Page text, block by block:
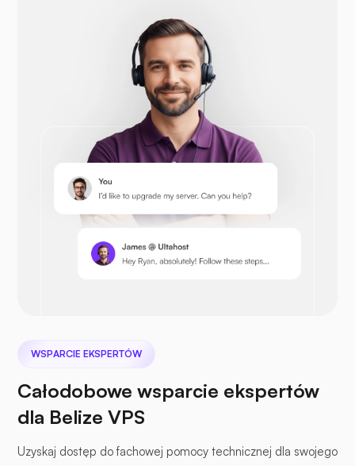
Otwórz koszyk
Prestashop
Plik morski
WSPARCIE EKSPERTÓW
Całodobowe wsparcie ekspertów
dla Belize VPS
Uzyskaj dostęp do fachowej pomocy technicznej dla swojego